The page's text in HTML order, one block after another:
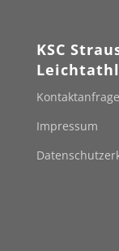
KSC
Impressum